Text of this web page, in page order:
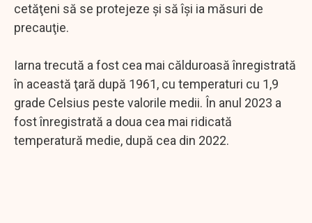
cetăţeni să se protejeze şi să îşi ia măsuri de
precauţie.
Iarna trecută a fost cea mai călduroasă înregistrată
în această ţară după 1961, cu temperaturi cu 1,9
grade Celsius peste valorile medii. În anul 2023 a
fost înregistrată a doua cea mai ridicată
temperatură medie, după cea din 2022.